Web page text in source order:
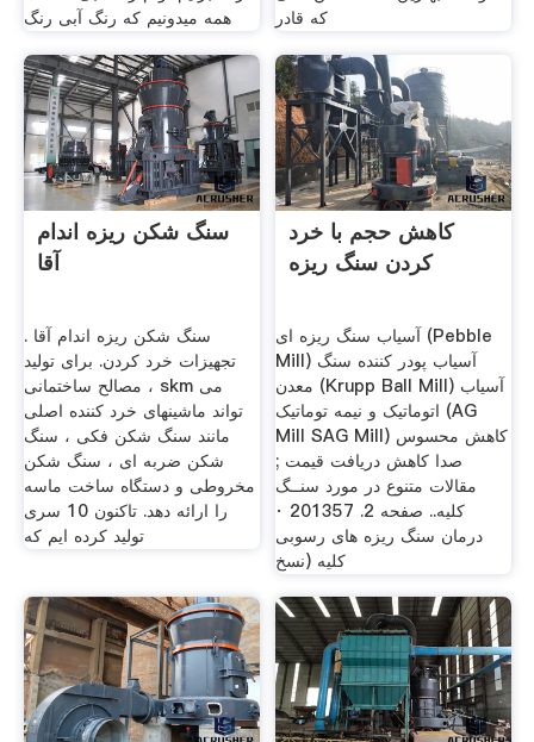
همه میدونیم که رنگ آبی رنگ
که قادر
سنگ شکن ریزه اندام
آقا
سنگ شکن ریزه اندام آقا .
تجهیزات خرد کردن. برای تولید
مصالح ساختمانی ، skm می
تواند ماشینهای خرد کننده اصلی
مانند سنگ شکن فکی ، سنگ
شکن ضربه ای ، سنگ شکن
مخروطی و دستگاه ساخت ماسه
را ارائه دهد. تاکنون 10 سری
تولید کرده ایم که
کاهش حجم با خرد
کردن سنگ ریزه
آسیاب سنگ ریزه ای (Pebble
Mill) آسیاب پودر کننده سنگ
معدن (Krupp Ball Mill) آسیاب
اتوماتیک و نیمه توماتیک (AG
Mill SAG Mill) کاهش محسوس
صدا کاهش دریافت قیمت ;
مقالات متنوع در مورد سنــگ
کلیه.. صفحه 2. 201357 ·
درمان سنگ ریزه های رسوبی
کلیه (نسخ